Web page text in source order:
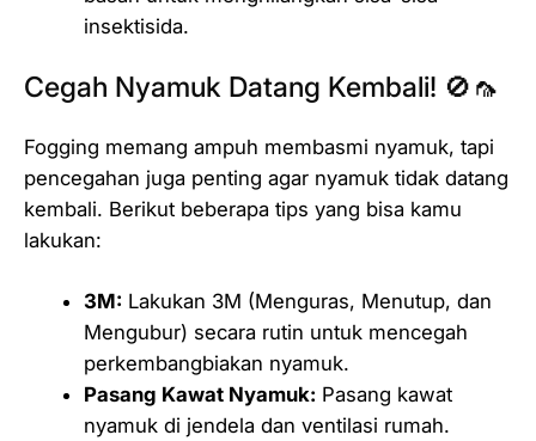
insektisida.
Cegah Nyamuk Datang Kembali! 🚫🦟
Fogging memang ampuh membasmi nyamuk, tapi
pencegahan juga penting agar nyamuk tidak datang
kembali. Berikut beberapa tips yang bisa kamu
lakukan:
3M: Lakukan 3M (Menguras, Menutup, dan
Mengubur) secara rutin untuk mencegah
perkembangbiakan nyamuk.
Pasang Kawat Nyamuk: Pasang kawat
nyamuk di jendela dan ventilasi rumah.